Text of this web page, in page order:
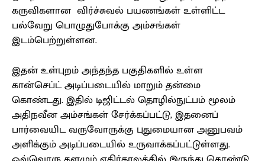
கருவிகளான விர்ச்சுவல் பயணங்கள் உள்ளிட்ட
பல்வேறு பொழுதுபோக்கு அம்சங்கள்
இடம்பெற்றுள்ளன.
இதன் உள்புறம் அந்தந்த பகுதிகளில் உள்ள
கான்செப்ட் அடிப்படையில் மாறும் தன்மை
கொண்டது. இதில் டிஜிட்டல் தொழில்நுட்பம் மூலம்
அதிநவீன அம்சங்கள் சேர்க்கப்பட்டு, இதனைப்
பார்வையிட வருவோருக்கு புதுமையான அனுபவம்
அளிக்கும் அடிப்படையில் உருவாக்கப்பட்டுள்ளது.